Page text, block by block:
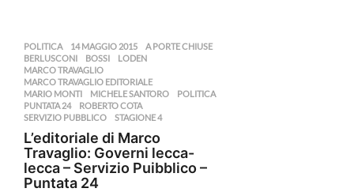
POLITICA 14 MAGGIO 2015 ,A PORTE CHIUSE
BERLUSCONI
,BOSSI ,LODEN
MARCO TRAVAGLIO
MARCO TRAVAGLIO EDITORIALE
MARIO MONTI
,MICHELE SANTORO ,POLITICA
PUNTATA 24
,ROBERTO COTA
SERVIZIO PUBBLICO
,STAGIONE 4
L’editoriale di Marco
Travaglio: Governi lecca-
lecca – Servizio Puibblico –
Puntata 24